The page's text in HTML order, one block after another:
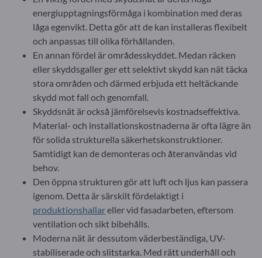
energiupptagningsförmåga i kombination med deras
låga egenvikt. Detta gör att de kan installeras flexibelt
och anpassas till olika förhållanden.
En annan fördel är områdesskyddet. Medan räcken
eller skyddsgaller ger ett selektivt skydd kan nät täcka
stora områden och därmed erbjuda ett heltäckande
skydd mot fall och genomfall.
Skyddsnät är också jämförelsevis kostnadseffektiva.
Material- och installationskostnaderna är ofta lägre än
för solida strukturella säkerhetskonstruktioner.
Samtidigt kan de demonteras och återanvändas vid
behov.
Den öppna strukturen gör att luft och ljus kan passera
igenom. Detta är särskilt fördelaktigt i
produktionshallareller vid fasadarbeten, eftersom
ventilation och sikt bibehålls.
Moderna nät är dessutom väderbeständiga, UV-
stabiliserade och slitstarka. Med rätt underhåll och